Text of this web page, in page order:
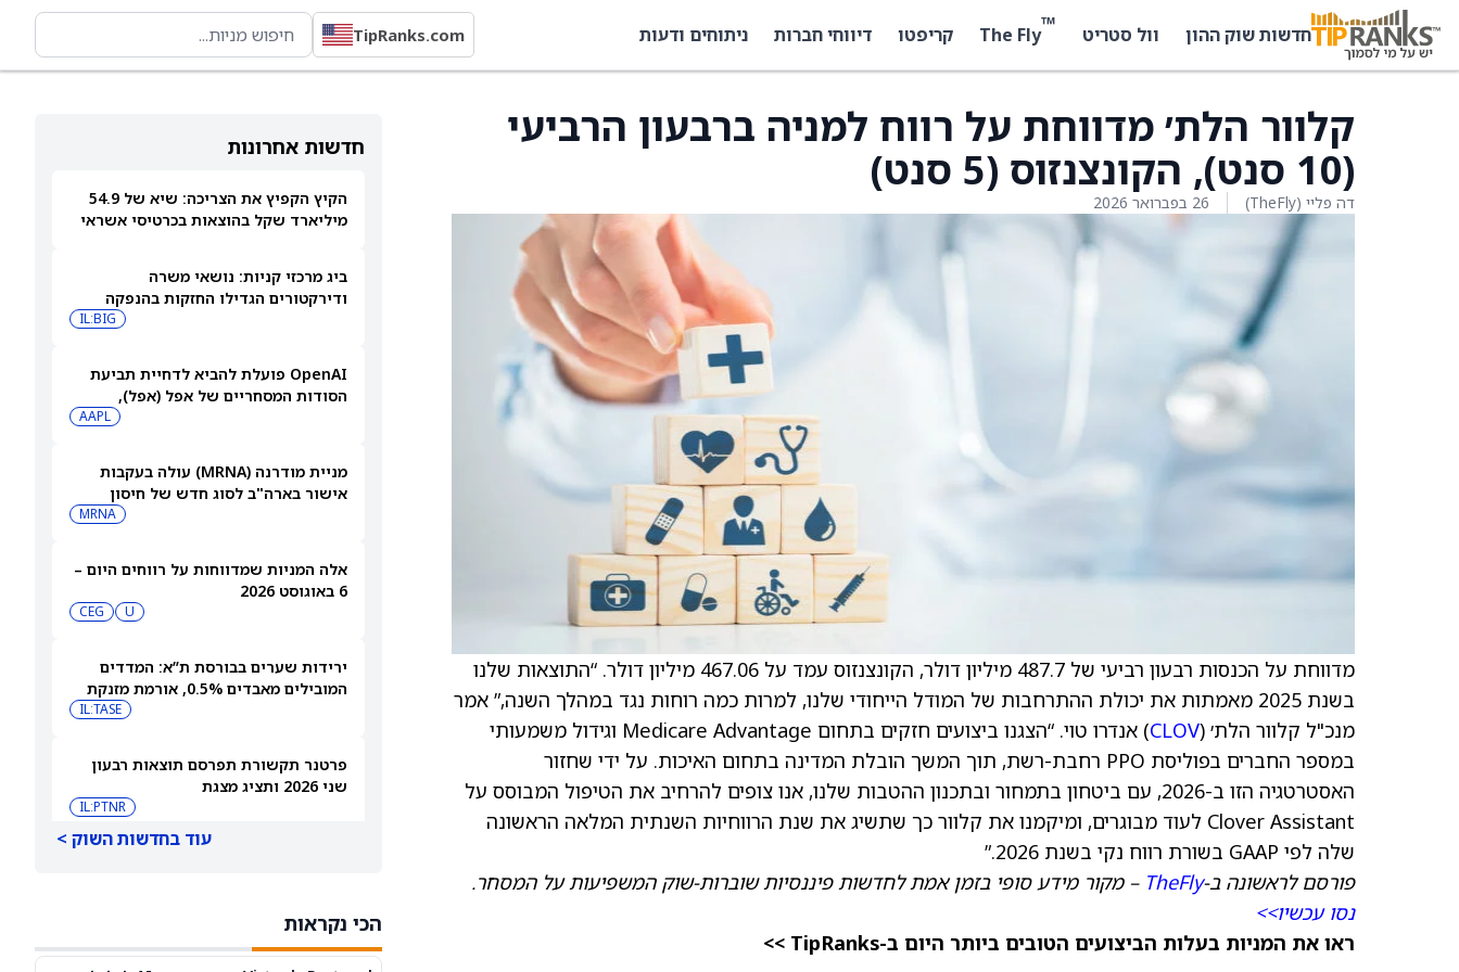
חדשות שוק ההון וול סטריט ™
The Fly קריפטו דיווחי חברות ניתוחים ודעות TipRanks.com
חדשות אחרונות
הקיץ הקפיץ את הצריכה: שיא של 54.9
מיליארד שקל בהוצאות בכרטיסי אשראי
ביג מרכזי קניות: נושאי משרה
ודירקטורים הגדילו החזקות בהנפקה
IL:BIG
OpenAI פועלת להביא לדחיית תביעת
הסודות המסחריים של אפל (אפל),
שאותה כינתה "רשלנית, אגרסיבית AAPL
מניית מודרנה (MRNA) עולה בעקבות
אישור בארה"ב לסוג חדש של חיסון
MRNA
אלה המניות שמדווחות על רווחים היום –
6 באוגוסט 2026
U
CEG
ירידות שערים בבורסת ת”א: המדדים
המובילים מאבדים 0.5%, אורמת מזנקת
IL:TASE
פרטנר תקשורת תפרסם תוצאות רבעון
שני 2026 ותציג מצגת
IL:PTNR
אאורה השקעות זכתה בפרויקט
עוד בחדשות השוק >
הכי נקראות
קלוור הלת׳ מדווחת על רווח למניה ברבעון הרביעי
(10 סנט), הקונצנזוס (5 סנט)
דה פליי (TheFly) 26 בפברואר 2026
מדווחת על הכנסות רבעון רביעי של 487.7 מיליון דולר, הקונצנזוס עמד על 467.06 מיליון דולר. “התוצאות שלנו
בשנת 2025 מאמתות את יכולת ההתרחבות של המודל הייחודי שלנו, למרות כמה רוחות נגד במהלך השנה,” אמר
מנכ"ל קלוור הלת׳ (CLOV
) אנדרו טוי. “הצגנו ביצועים חזקים בתחום Medicare Advantage וגידול משמעותי
במספר החברים בפוליסת PPO רחבת-רשת, תוך המשך הובלת המדינה בתחום האיכות. על ידי שחזור
האסטרטגיה הזו ב-2026, עם ביטחון בתמחור ובתכנון ההטבות שלנו, אנו צופים להרחיב את הטיפול המבוסס על
Clover Assistant לעוד מבוגרים, ומיקמנו את קלוור כך שתשיג את שנת הרווחיות השנתית המלאה הראשונה
שלה לפי GAAP בשורת רווח נקי בשנת 2026.”
פורסם לראשונה ב-TheFly – מקור מידע סופי בזמן אמת לחדשות פיננסיות שוברות-שוק המשפיעות על המסחר.
נסו עכשיו>>
ראו את המניות בעלות הביצועים הטובים ביותר היום ב-TipRanks >>